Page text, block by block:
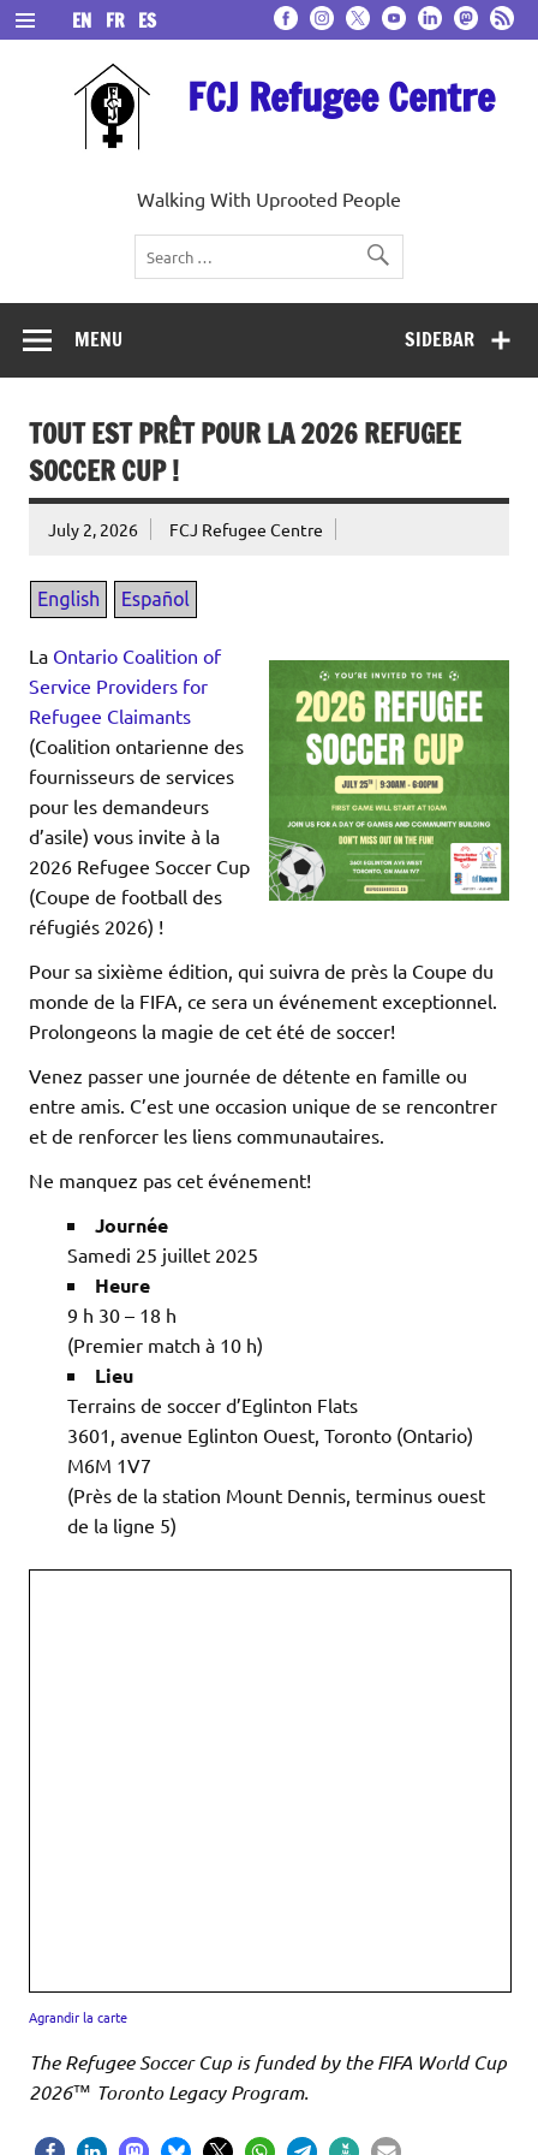
Skip
to
content
FCJ Refugee Centre
Walking With Uprooted People
EN FR ES
SIDEBAR
MENU
TOUT EST PRÊT POUR LA 2026 REFUGEE
SOCCER CUP !
July 2, 2026 FCJ Refugee Centre
La Ontario Coalition of
Service Providers for
Refugee Claimants
(Coalition ontarienne des
fournisseurs de services
pour les demandeurs
d’asile) vous invite à la
2026 Refugee Soccer Cup
(Coupe de football des
réfugiés 2026) !
Pour sa sixième édition, qui suivra de près la Coupe du
monde de la FIFA, ce sera un événement exceptionnel.
Prolongeons la magie de cet été de soccer!
Venez passer une journée de détente en famille ou
entre amis. C’est une occasion unique de se rencontrer
et de renforcer les liens communautaires.
Ne manquez pas cet événement!
Journée
Samedi 25 juillet 2025
Heure
9 h 30 – 18 h
(Premier match à 10 h)
Lieu
Terrains de soccer d’Eglinton Flats
3601, avenue Eglinton Ouest, Toronto (Ontario)
M6M 1V7
(Près de la station Mount Dennis, terminus ouest
de la ligne 5)
Agrandir la carte
The Refugee Soccer Cup is funded by the FIFA World Cup
2026™ Toronto Legacy Program.